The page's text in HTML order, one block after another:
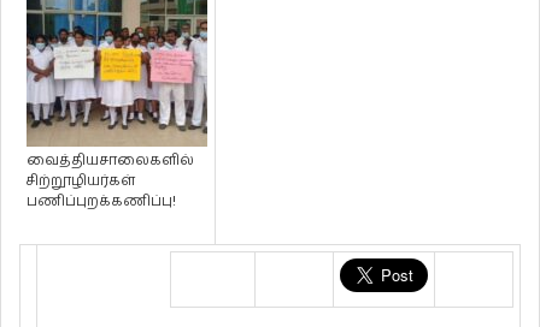
வைத்தியசாலைகளில்
சிற்றூழியர்கள்
பணிப்புறக்கணிப்பு!